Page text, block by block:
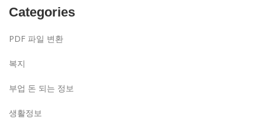
Categories
PDF 파일 변환
복지
부업 돈 되는 정보
생활정보